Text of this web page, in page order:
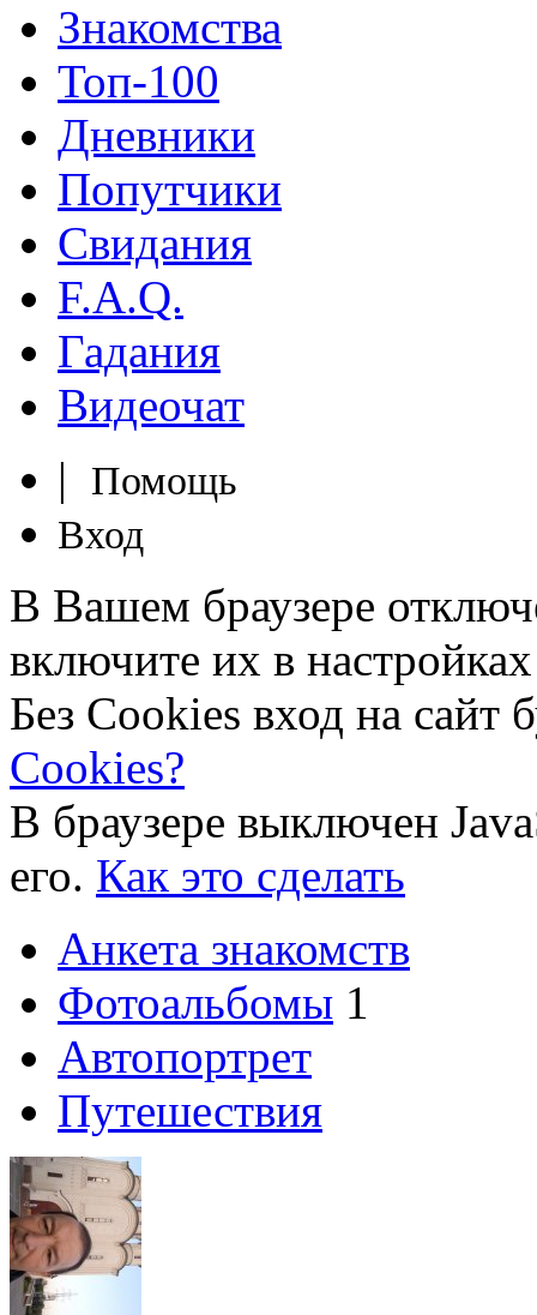
Знакомства
Топ-100
Дневники
Попутчики
Свидания
F.A.Q.
Гадания
Видеочат
|
Помощь
Вход
В Вашем браузере
включите их в
Без Cookies вход на сайт
Cookies?
В браузере выключен
его. Как это сделать
Анкета знакомств
Фотоальбомы 1
Автопортрет
Путешествия